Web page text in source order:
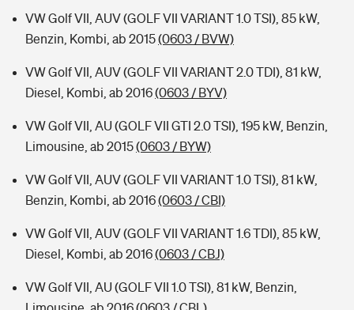
VW Golf VII, AUV (GOLF VII VARIANT 1.0 TSI), 85 kW,
Benzin, Kombi, ab 2015(0603 / BVW)
VW Golf VII, AUV (GOLF VII VARIANT 2.0 TDI), 81 kW,
Diesel, Kombi, ab 2016(0603 / BYV)
VW Golf VII, AU (GOLF VII GTI 2.0 TSI), 195 kW, Benzin,
Limousine, ab 2015(0603 / BYW)
VW Golf VII, AUV (GOLF VII VARIANT 1.0 TSI), 81 kW,
Benzin, Kombi, ab 2016(0603 / CBI)
VW Golf VII, AUV (GOLF VII VARIANT 1.6 TDI), 85 kW,
Diesel, Kombi, ab 2016(0603 / CBJ)
VW Golf VII, AU (GOLF VII 1.0 TSI), 81 kW, Benzin,